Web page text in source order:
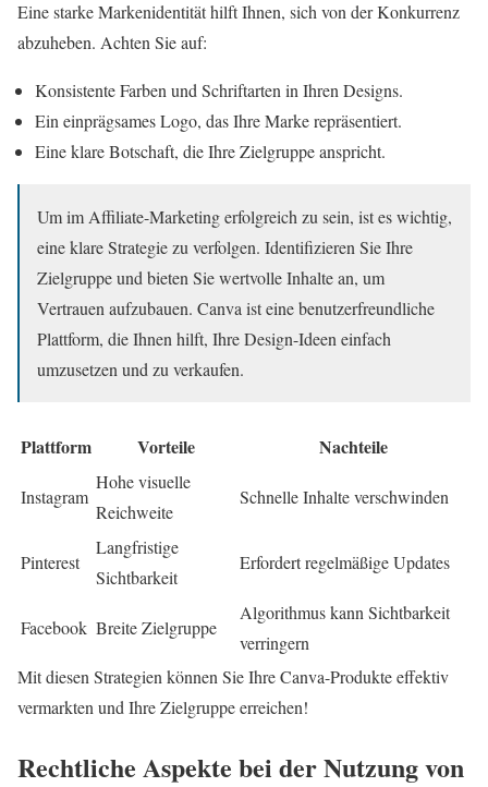
Eine starke Markenidentität hilft Ihnen, sich von der Konkurrenz
abzuheben. Achten Sie auf:
Konsistente Farben und Schriftarten in Ihren Designs.
Ein einprägsames Logo, das Ihre Marke repräsentiert.
Eine klare Botschaft, die Ihre Zielgruppe anspricht.
Um im Affiliate-Marketing erfolgreich zu sein, ist es wichtig,
eine klare Strategie zu verfolgen. Identifizieren Sie Ihre
Zielgruppe und bieten Sie wertvolle Inhalte an, um
Vertrauen aufzubauen. Canva ist eine benutzerfreundliche
Plattform, die Ihnen hilft, Ihre Design-Ideen einfach
umzusetzen und zu verkaufen.
Plattform Vorteile Nachteile
Instagram
Hohe visuelle
Reichweite
Schnelle Inhalte verschwinden
Pinterest
Langfristige
Sichtbarkeit
Erfordert regelmäßige Updates
Facebook Breite Zielgruppe
Algorithmus kann Sichtbarkeit
verringern
Mit diesen Strategien können Sie Ihre Canva-Produkte effektiv
vermarkten und Ihre Zielgruppe erreichen!
Rechtliche Aspekte bei der Nutzung von